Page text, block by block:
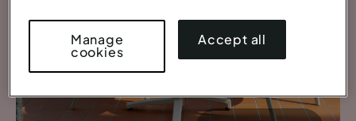
Accept all
Manage
cookies